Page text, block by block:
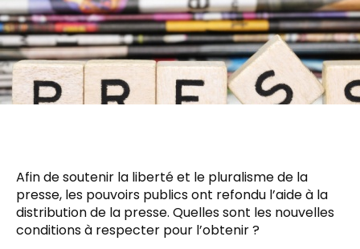
Afin de soutenir la liberté et le pluralisme de la
presse, les pouvoirs publics ont refondu l’aide à la
distribution de la presse. Quelles sont les nouvelles
conditions à respecter pour l’obtenir ?